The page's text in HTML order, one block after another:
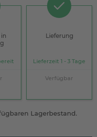
Lieferung
Lieferzeit 1 - 3 Tage
Verfügbar
Lagerbestand.